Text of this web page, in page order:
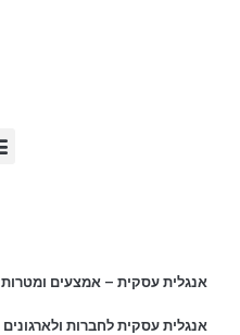
אנגלית עסקית – אמצעים ומטרות
אנגלית עסקית לחברות ולארגונים